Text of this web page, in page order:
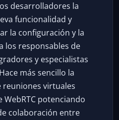
desarrolladores la
funcionalidad y
la configuración y la
los responsables de
y especialistas
más sencillo la
reuniones virtuales
WebRTC potenciando
colaboración entre